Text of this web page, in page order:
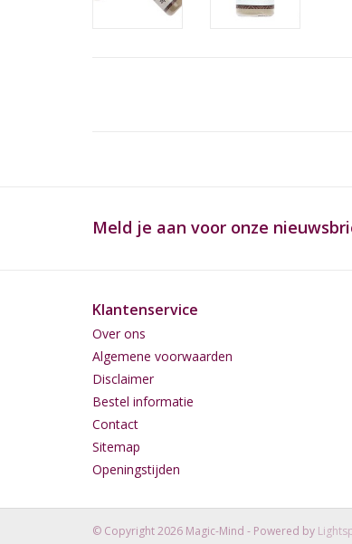
Meld je aan voor onze
Klantenservice
Over ons
Algemene voorwaarden
Disclaimer
Bestel informatie
Contact
Sitemap
Openingstijden
© Copyright 2026 Magic-Mind - Powered by